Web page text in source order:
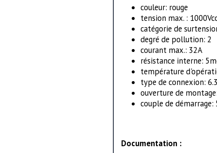
couleur: rouge
tension max. :
catégorie de
degré de pollution: 2
courant max.: 32A
résistance interne:
température
type de connexion:
ouverture de
couple de démarrage:
Documentation :